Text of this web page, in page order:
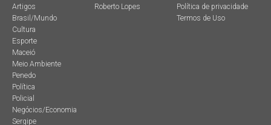
Artigos
Brasil/Mundo
Cultura
Esporte
Maceió
Meio Ambiente
Penedo
Política
Policial
Negócios/Economia
Sergipe
Roberto Lopes
Política de privacidade
Termos de Uso